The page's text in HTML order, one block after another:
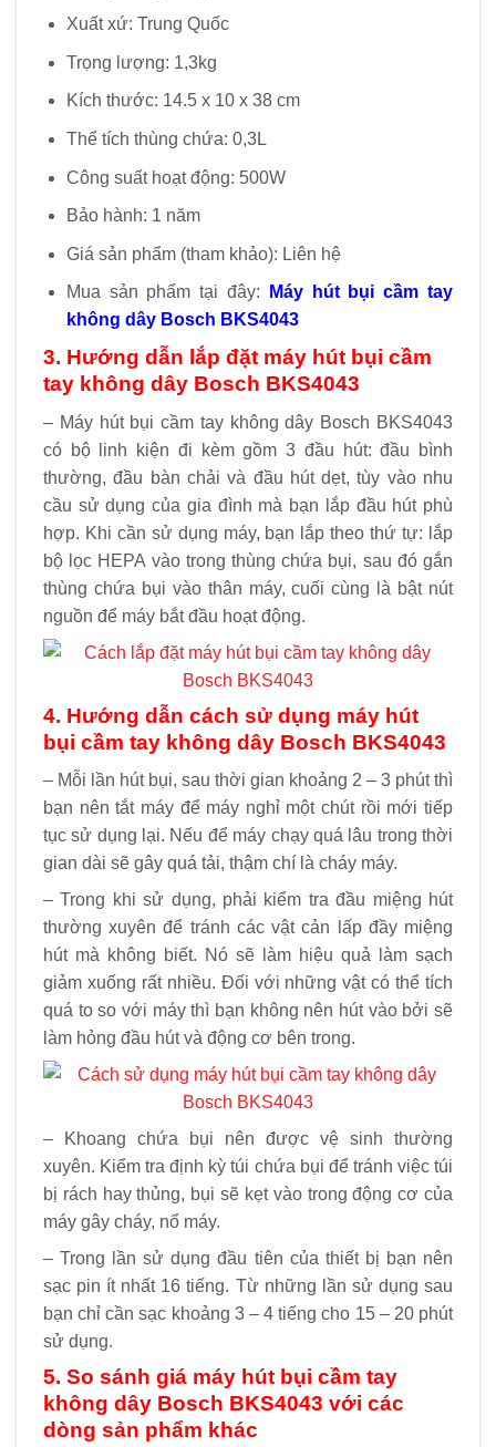
Xuất xứ: Trung Quốc
Trọng lượng: 1,3kg
Kích thước: 14.5 x 10 x 38 cm
Thể tích thùng chứa: 0,3L
Công suất hoạt động: 500W
Bảo hành: 1 năm
Giá sản phẩm (tham khảo): Liên hệ
Mua sản phẩm tại đây:
Máy hút bụi cầm tay
không dây Bosch BKS4043
3. Hướng dẫn lắp đặt máy hút bụi cầm
tay không dây Bosch BKS4043
– Máy hút bụi cầm tay không dây Bosch BKS4043
có bộ linh kiện đi kèm gồm 3 đầu hút: đầu bình
thường, đầu bàn chải và đầu hút dẹt, tùy vào nhu
cầu sử dụng của gia đình mà bạn lắp đầu hút phù
hợp. Khi cần sử dụng máy, bạn lắp theo thứ tự: lắp
bộ lọc HEPA vào trong thùng chứa bụi, sau đó gắn
thùng chứa bụi vào thân máy, cuối cùng là bật nút
nguồn để máy bắt đầu hoạt động.
4. Hướng dẫn cách sử dụng máy hút
bụi cầm tay không dây Bosch BKS4043
– Mỗi lần hút bụi, sau thời gian khoảng 2 – 3 phút thì
bạn nên tắt máy để máy nghỉ một chút rồi mới tiếp
tục sử dụng lại. Nếu để máy chạy quá lâu trong thời
gian dài sẽ gây quá tải, thậm chí là cháy máy.
– Trong khi sử dụng, phải kiểm tra đầu miệng hút
thường xuyên để tránh các vật cản lấp đầy miệng
hút mà không biết. Nó sẽ làm hiệu quả làm sạch
giảm xuống rất nhiều. Đối với những vật có thể tích
quá to so với máy thì bạn không nên hút vào bởi sẽ
làm hỏng đầu hút và động cơ bên trong.
– Khoang chứa bụi nên được vệ sinh thường
xuyên. Kiểm tra định kỳ túi chứa bụi để tránh việc túi
bị rách hay thủng, bụi sẽ kẹt vào trong động cơ của
máy gây cháy, nổ máy.
– Trong lần sử dụng đầu tiên của thiết bị bạn nên
sạc pin ít nhất 16 tiếng. Từ những lần sử dụng sau
bạn chỉ cần sạc khoảng 3 – 4 tiếng cho 15 – 20 phút
sử dụng.
5. So sánh giá máy hút bụi cầm tay
không dây Bosch BKS4043 với các
dòng sản phẩm khác